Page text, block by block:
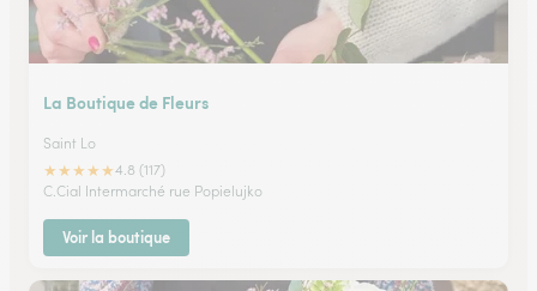
La Boutique de Fleurs
Saint Lo
★★★★★4.8 (117)
C.Cial Intermarché rue Popielujko
Voir la boutique